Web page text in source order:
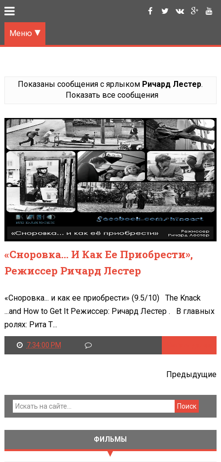
Меню
Показаны сообщения с ярлыком Ричард Лестер.
Показать все сообщения
«Сноровка... И Как Ее Приобрести»,
Режиссер Ричард Лестер
«Сноровка... и как ее приобрести» (9.5/10) The Knack
...and How to Get It Режиссер: Ричард Лестер . В главных
ролях: Рита Т...
7:34:00 PM
Предыдущие
ФИЛЬМЫ